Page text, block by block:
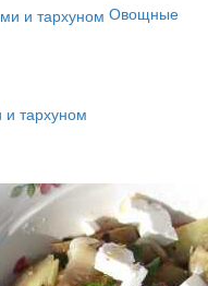
Овощные
тархуном